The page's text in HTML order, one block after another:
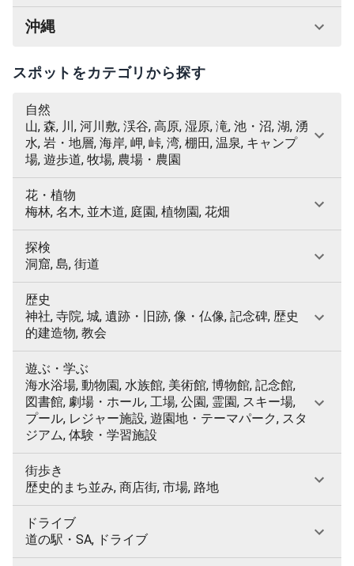
沖縄
スポットをカテゴリから探す
自然
山, 森, 川, 河川敷, 渓谷, 高原, 湿原, 滝, 池・沼, 湖, 湧
水, 岩・地層, 海岸, 岬, 峠, 湾, 棚田, 温泉, キャンプ
場, 遊歩道, 牧場, 農場・農園
花・植物
梅林, 名木, 並木道, 庭園, 植物園, 花畑
探検
洞窟, 島, 街道
歴史
神社, 寺院, 城, 遺跡・旧跡, 像・仏像, 記念碑, 歴史
的建造物, 教会
遊ぶ・学ぶ
海水浴場, 動物園, 水族館, 美術館, 博物館, 記念館,
図書館, 劇場・ホール, 工場, 公園, 霊園, スキー場,
プール, レジャー施設, 遊園地・テーマパーク, スタ
ジアム, 体験・学習施設
街歩き
歴史的まち並み, 商店街, 市場, 路地
ドライブ
道の駅・SA, ドライブ